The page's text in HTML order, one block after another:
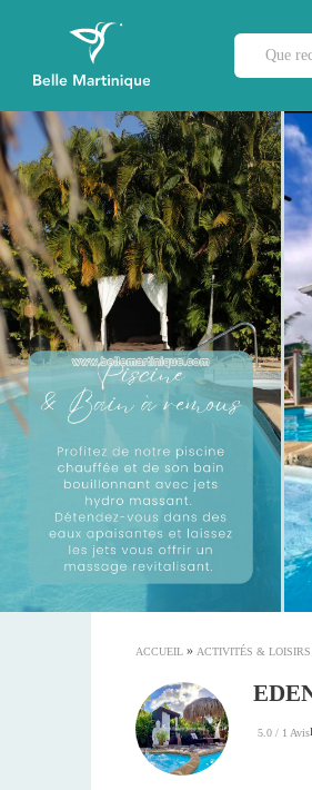
ACCUEIL » ACTIVITÉS & LOISIRS
5.0 / 1 Avis